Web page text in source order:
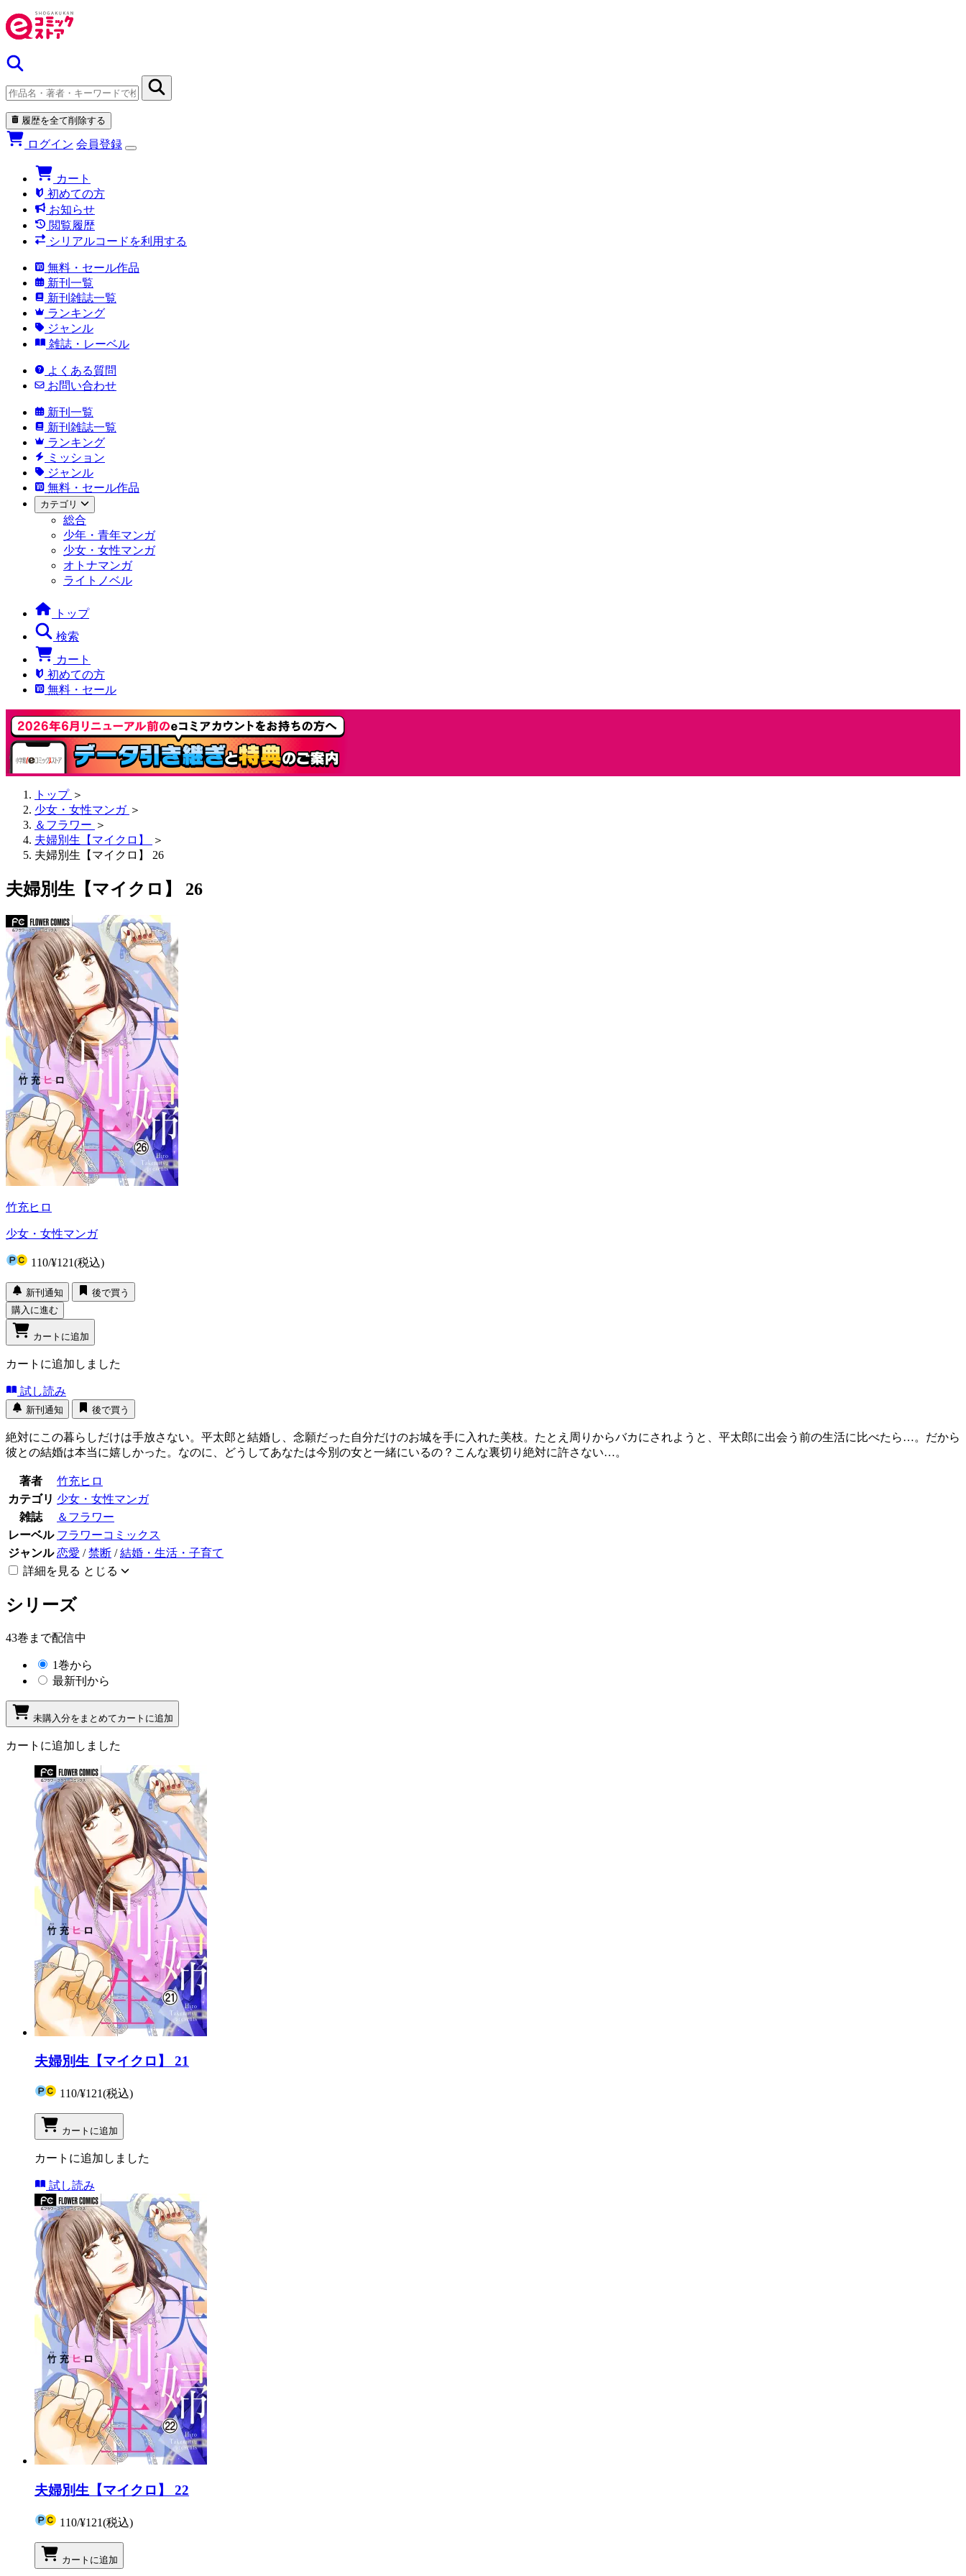
履歴を全て削除する
ログイン 会員登録
カート
初めての方
お知らせ
閲覧履歴
シリアルコードを利用する
無料・セール作品
新刊一覧
新刊雑誌一覧
ランキング
ジャンル
雑誌・レーベル
よくある質問
お問い合わせ
新刊一覧
新刊雑誌一覧
ランキング
ミッション
ジャンル
無料・セール作品
カテゴリ
総合
少年・青年マンガ
少女・女性マンガ
オトナマンガ
ライトノベル
トップ
検索
カート
初めての方
無料・セール
トップ ＞
少女・女性マンガ ＞
＆フラワー ＞
夫婦別生【マイクロ】
＞
夫婦別生【マイクロ】 26
夫婦別生【マイクロ】 26
竹充ヒロ
少女・女性マンガ
110/¥121(税込)
新刊通知
後で買う
購入に進む
カートに追加
カートに追加しました
試し読み
新刊通知 後で買う
絶対にこの暮らしだけは手放さない。平太郎と結婚し、念願だった自分だけのお城を手に入れた美枝。たとえ周りからバカにされようと、平太郎に出会う前の生活に比べたら…。だから
彼との結婚は本当に嬉しかった。なのに、どうしてあなたは今別の女と一緒にいるの？こんな裏切り絶対に許さない…。
著者
竹充ヒロ
カテゴリ 少女・女性マンガ
雑誌
＆フラワー
レーベル フラワーコミックス
ジャンル 恋愛 /禁断 /結婚・生活・子育て
詳細を見る とじる
シリーズ
43巻まで配信中
1巻から
最新刊から
未購入分をまとめてカートに追加
カートに追加しました
夫婦別生【マイクロ】 21
110/¥121(税込)
カートに追加
カートに追加しました
試し読み
夫婦別生【マイクロ】 22
110/¥121(税込)
カートに追加